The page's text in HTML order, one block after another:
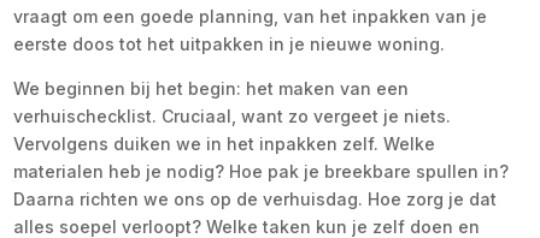
vraagt om een goede planning, van het inpakken van je
eerste doos tot het uitpakken in je nieuwe woning.
We beginnen bij het begin: het maken van een
verhuischecklist. Cruciaal, want zo vergeet je niets.
Vervolgens duiken we in het inpakken zelf. Welke
materialen heb je nodig? Hoe pak je breekbare spullen in?
Daarna richten we ons op de verhuisdag. Hoe zorg je dat
alles soepel verloopt? Welke taken kun je zelf doen en